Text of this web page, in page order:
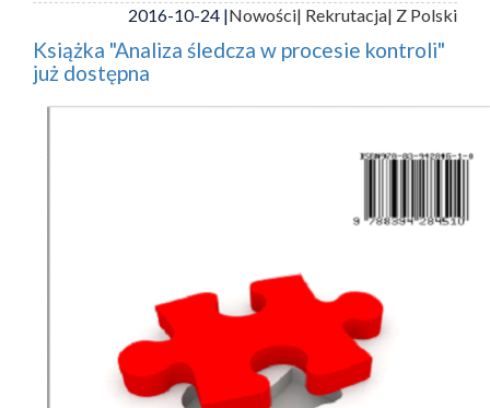
2016-10-24 |Nowości| Rekrutacja| Z Polski
Książka "Analiza śledcza w procesie kontroli"
już dostępna